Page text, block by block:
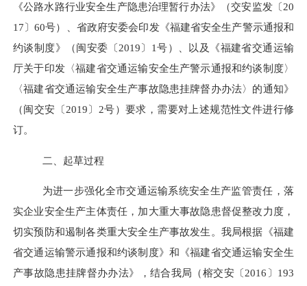
《公路水路行业安全生产隐患治理暂行办法》（交安监发〔20
17 〕60号）、省政府安委会印发《福建省安全生产警示通报和
约谈制度》（闽安委〔2019 〕 1号）、以及《福建省交通运输
厅关于印发〈福建省交通运输安全生产警示通报和约谈制度〉
〈福建省交通运输安全生产事故隐患挂牌督办办法〉的通知》
（闽交安〔2019 〕 2号）要求，需要对上述规范性文件进行修
订。
二、起草过程
为进一步强化全市交通运输系统安全生产监管责任，落
实企业安全生产主体责任，加大重大事故隐患督促整改力度，
切实预防和遏制各类重大安全生产事故发生。我局根据《福建
省交通运输警示通报和约谈制度》和《福建省交通运输安全生
产事故隐患挂牌督办办法》，结合我局（榕交安〔2016 〕 193